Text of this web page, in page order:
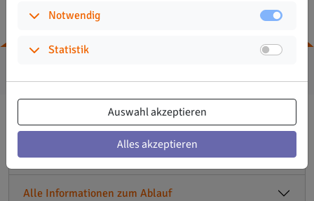
Jahre
Projekte
Euro
Hier geht es zur Abstimmung
Hier geht es zur Bewerbung
Alle Informationen zum Ablauf
Notwendig(Auswählen um die Details aufzuklappen)
Statistik (Auswählen um die Details aufzuklappen)
Auswahl akzeptieren
Alles akzeptieren